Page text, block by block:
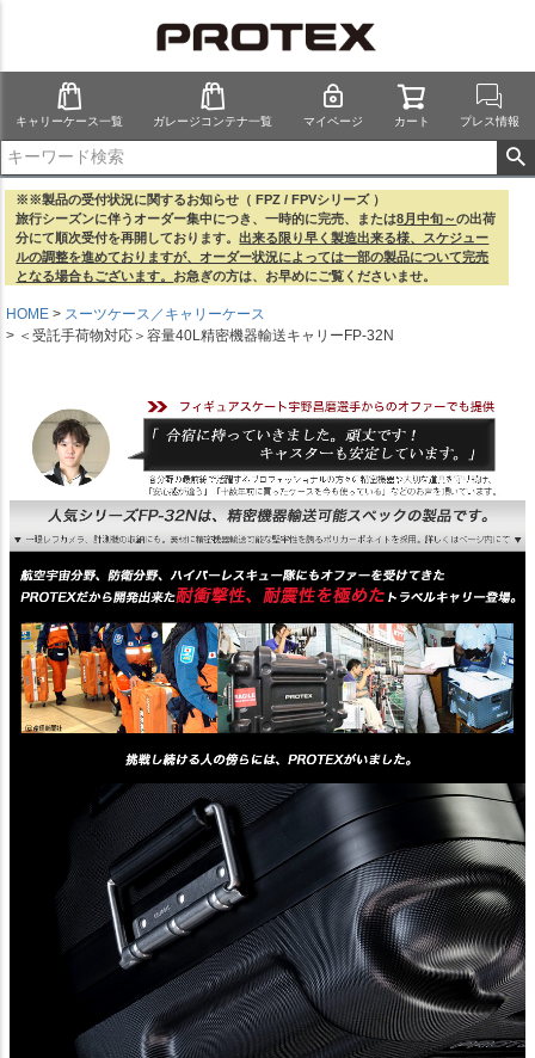
キャリーケース一覧 ガレージコンテナ一覧 マイページ カート プレス情報
※※製品の受付状況に関するお知らせ（ FPZ / FPVシリーズ ）
旅行シーズンに伴うオーダー集中につき、一時的に完売、または8月中旬～の出荷
分にて順次受付を再開しております。出来る限り早く製造出来る様、スケジュー
ルの調整を進めておりますが、オーダー状況によっては一部の製品について完売
となる場合もございます。 お急ぎの方は、お早めにご覧くださいませ。
HOME
スーツケース／キャリーケース
＜受託手荷物対応＞容量40L精密機器輸送キャリーFP-32N